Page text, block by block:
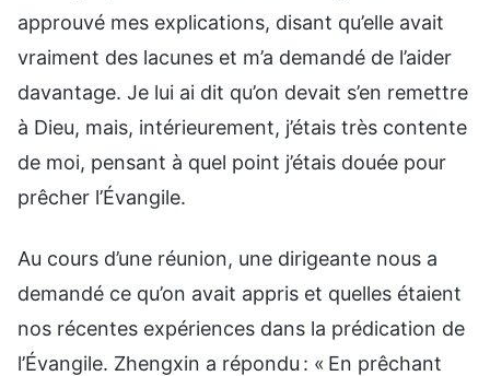
approuvé mes explications, disant qu’elle avait
vraiment des lacunes et m’a demandé de l’aider
davantage. Je lui ai dit qu’on devait s’en remettre
à Dieu, mais, intérieurement, j’étais très contente
de moi, pensant à quel point j’étais douée pour
prêcher l’Évangile.
Au cours d’une réunion, une dirigeante nous a
demandé ce qu’on avait appris et quelles étaient
nos récentes expériences dans la prédication de
l’Évangile. Zhengxin a répondu : « En prêchant